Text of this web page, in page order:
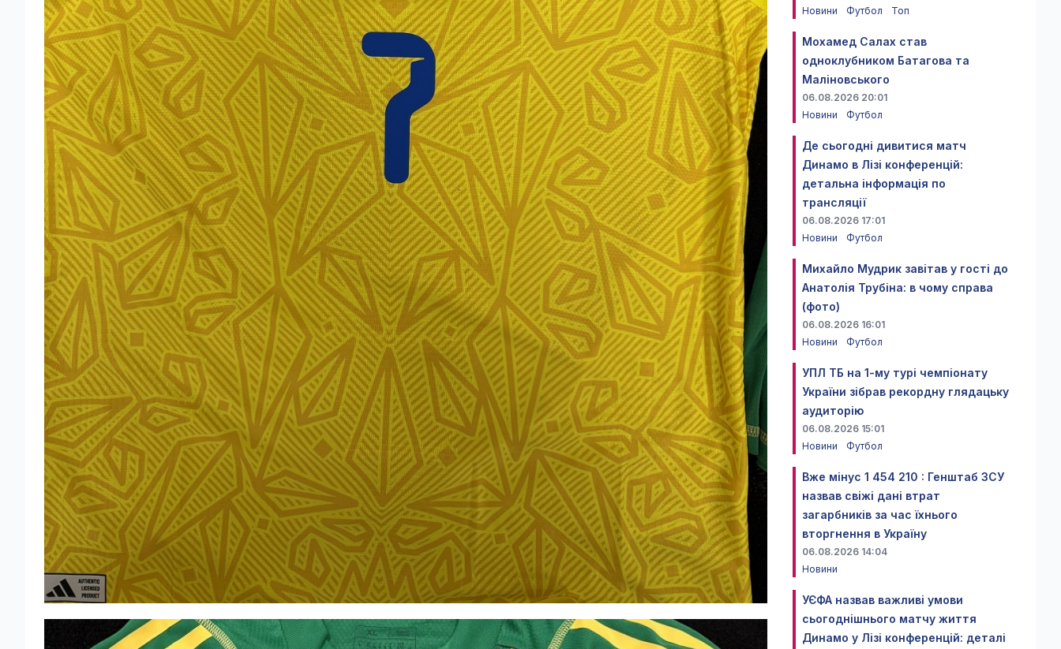
Новини
Футбол Топ
Мохамед Салах став
одноклубником Батагова та
Маліновського
06.08.2026 20:01
Новини
Футбол
Де сьогодні дивитися матч
Динамо в Лізі конференцій:
детальна інформація по
трансляції
06.08.2026 17:01
Новини
Футбол
Михайло Мудрик завітав у гості до
Анатолія Трубіна: в чому справа
(фото)
06.08.2026 16:01
Новини
Футбол
УПЛ ТБ на 1-му турі чемпіонату
України зібрав рекордну глядацьку
аудиторію
06.08.2026 15:01
Новини
Футбол
Вже мінус 1 454 210 : Генштаб ЗСУ
назвав свіжі дані втрат
загарбників за час їхнього
вторгнення в Україну
06.08.2026 14:04
Новини
УЄФА назвав важливі умови
сьогоднішнього матчу життя
Динамо у Лізі конференцій: деталі